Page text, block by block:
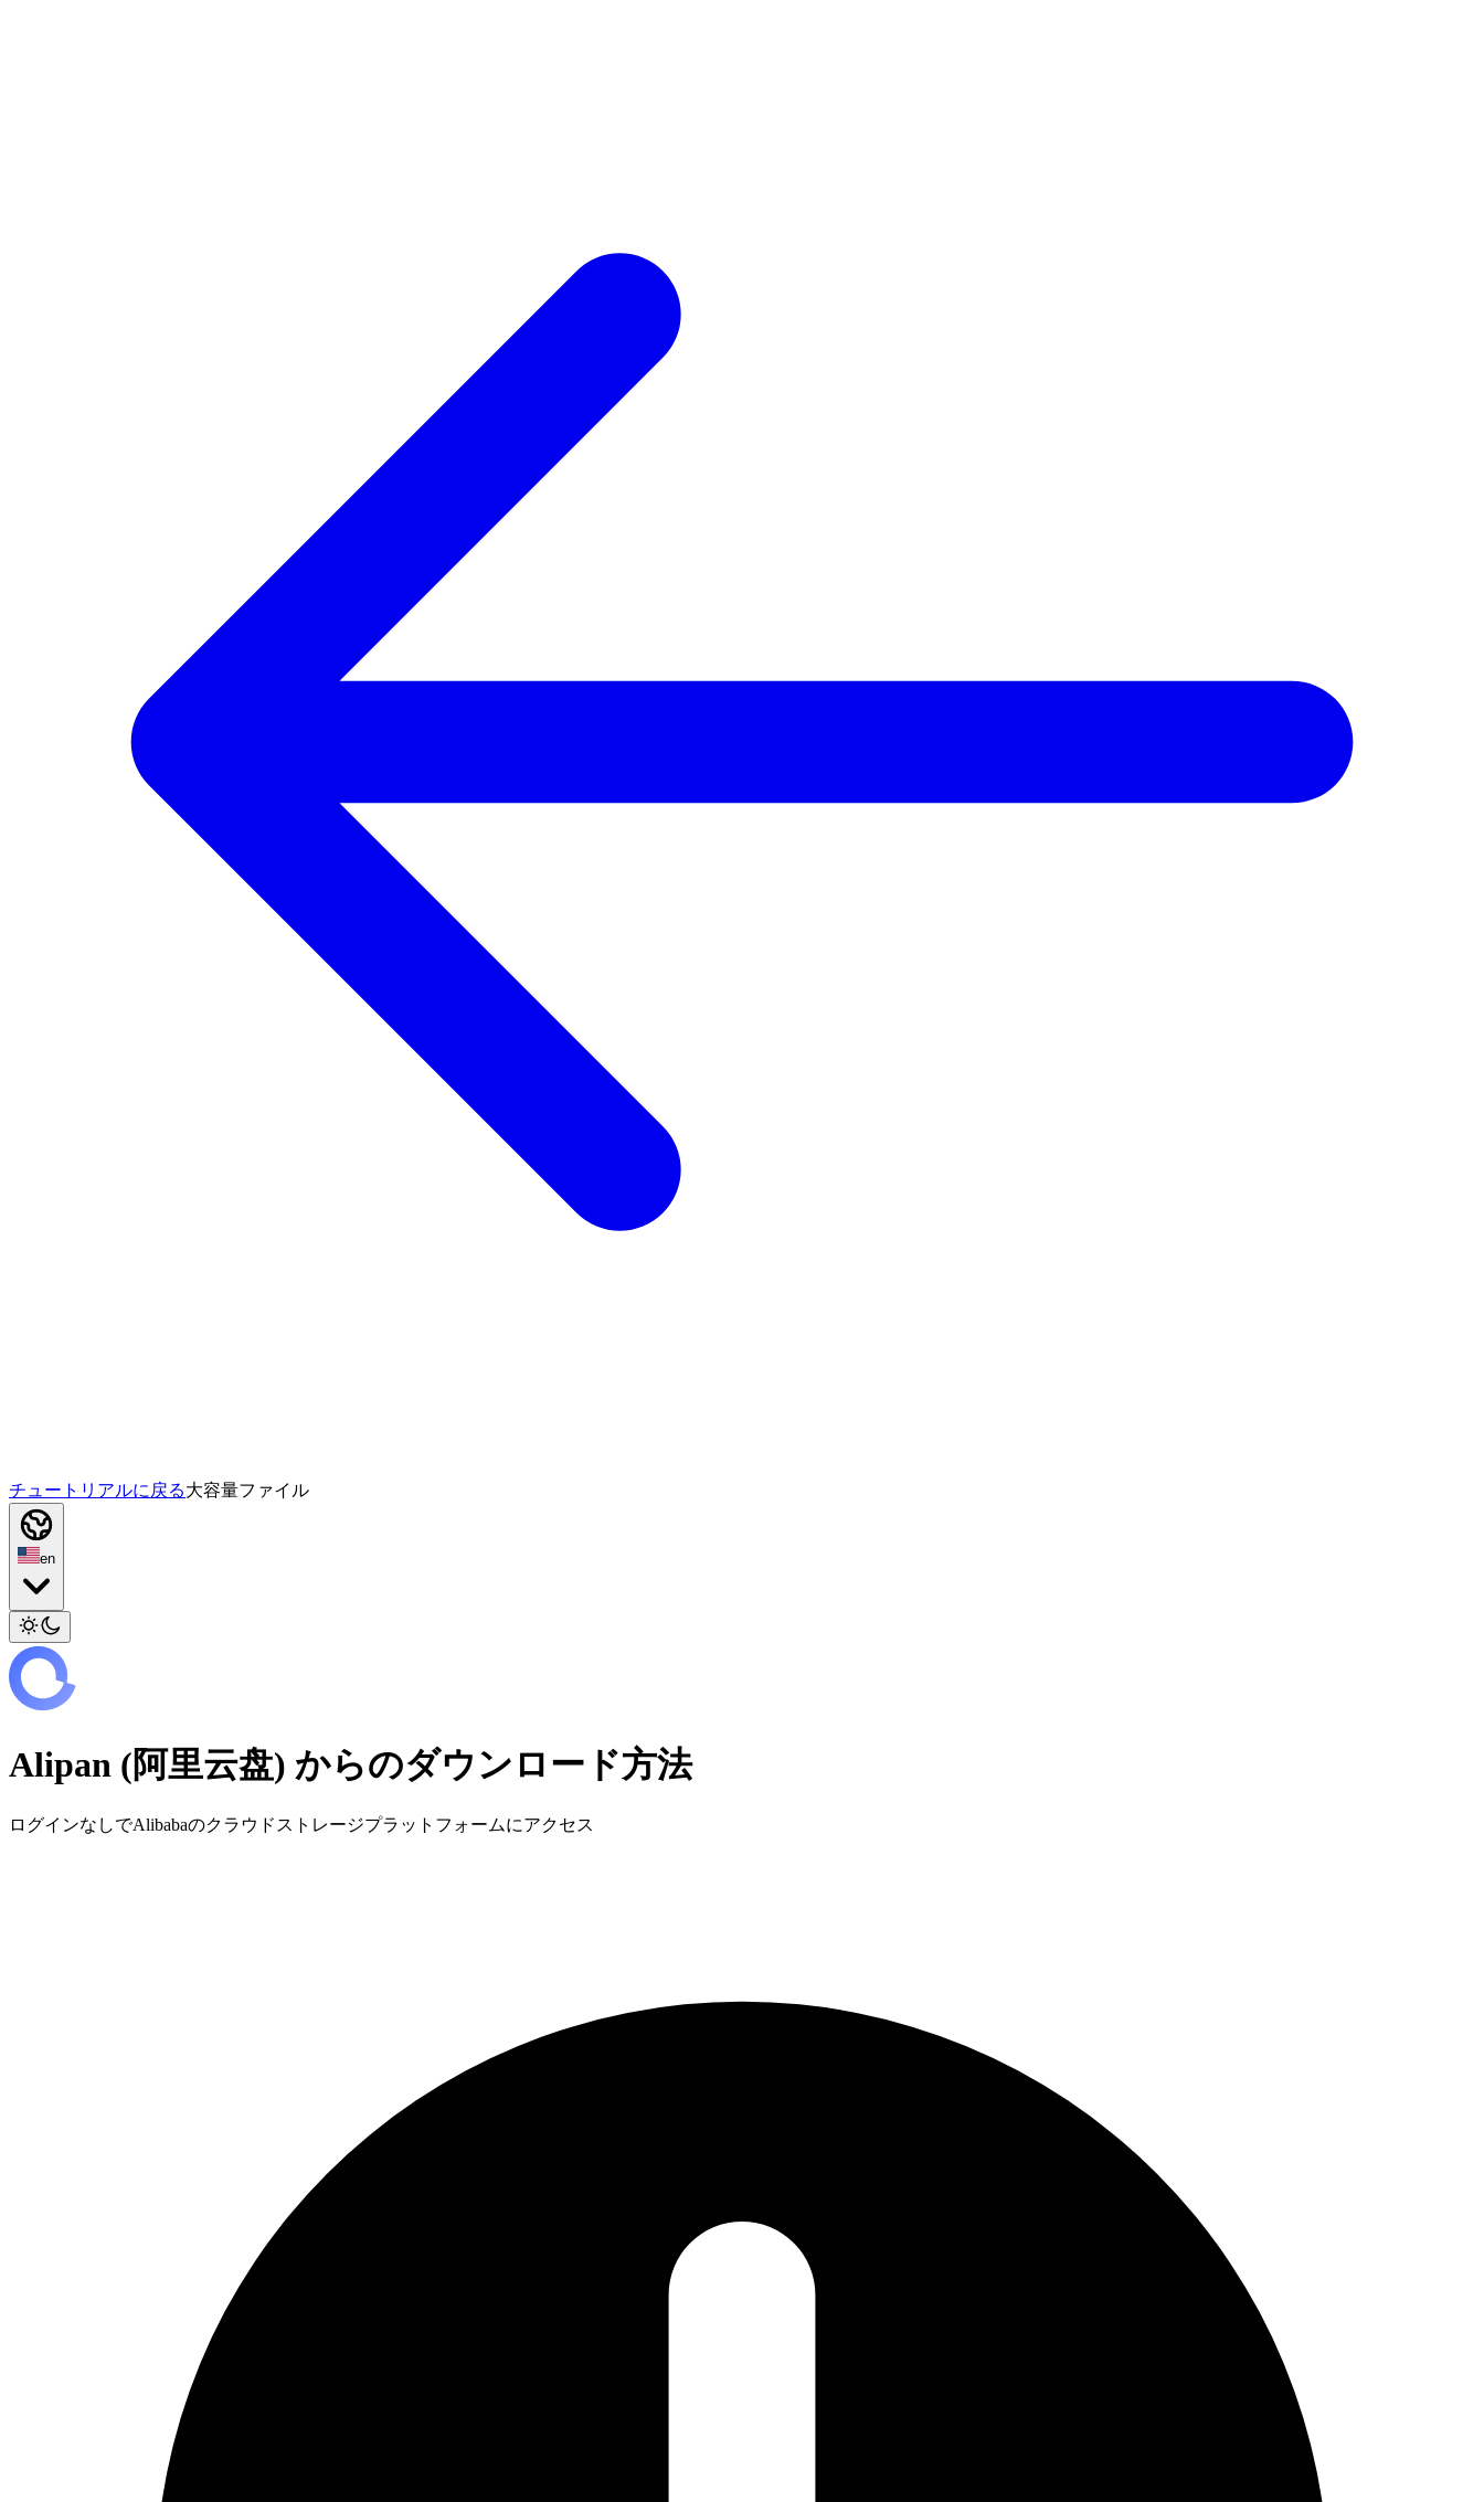
チュートリアルに戻る大容量ファイル
en
Alipan (阿里云盘) からのダウンロード方法
ログインなしでAlibabaのクラウドストレージプラットフォームにアクセス